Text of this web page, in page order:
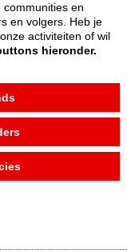
en
en volgers. Heb je
activiteiten of wil
hieronder.